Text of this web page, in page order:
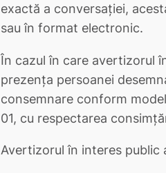
exactă a conversației,
sau în format electronic.
În cazul în care avertizorul
prezența persoanei
consemnare conform
01, cu respectarea
Avertizorul în interes public